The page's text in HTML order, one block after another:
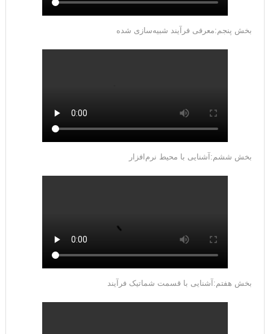
بخش پنجم:معرفی فرآیند شبیه‌سازی شده
بخش ششم:آشنایی با محیط نرم‌افزار
بخش هفتم:آشنایی با قسمت شماتیک فرآیند